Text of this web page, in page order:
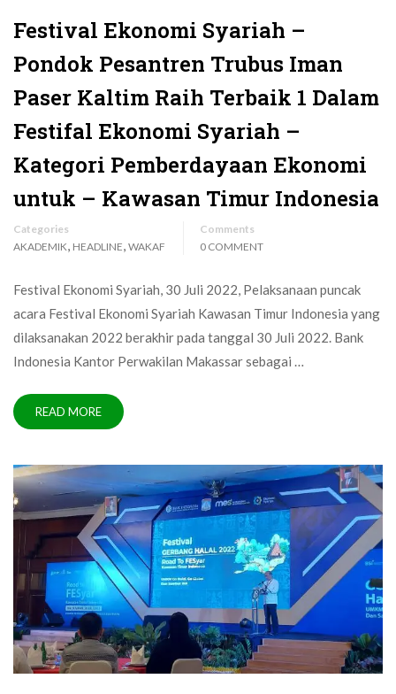
Festival Ekonomi Syariah –
Pondok Pesantren Trubus Iman
Paser Kaltim Raih Terbaik 1 Dalam
Festifal Ekonomi Syariah –
Kategori Pemberdayaan Ekonomi
untuk – Kawasan Timur Indonesia
Categories
AKADEMIK, HEADLINE, WAKAF
Comments
0 COMMENT
Festival Ekonomi Syariah, 30 Juli 2022, Pelaksanaan puncak
acara Festival Ekonomi Syariah Kawasan Timur Indonesia yang
dilaksanakan 2022 berakhir pada tanggal 30 Juli 2022. Bank
Indonesia Kantor Perwakilan Makassar sebagai …
READ MORE